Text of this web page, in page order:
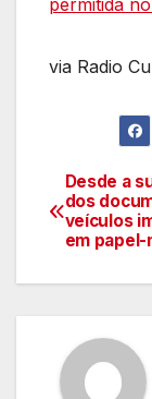
permitida
via Radio
de
Desde a
dos
veículos
em papel-